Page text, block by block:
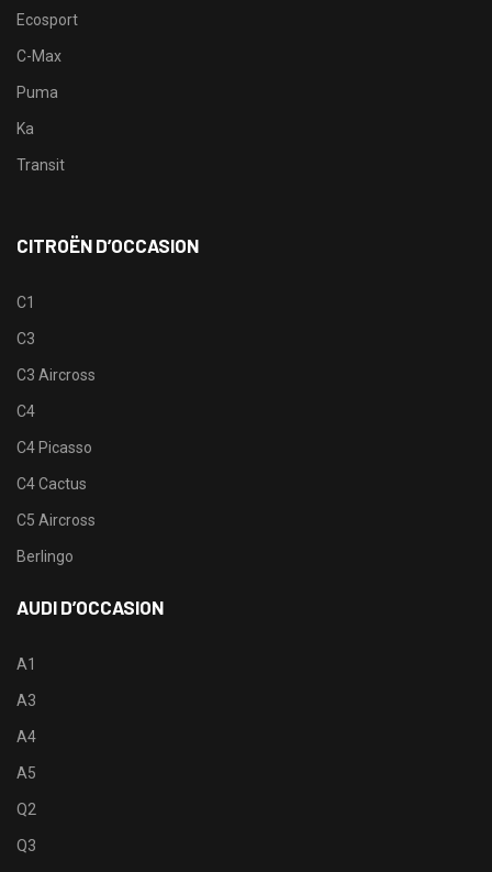
Ecosport
C-Max
Puma
Ka
Transit
CITROËN D’OCCASION
C1
C3
C3 Aircross
C4
C4 Picasso
C4 Cactus
C5 Aircross
Berlingo
AUDI D’OCCASION
A1
A3
A4
A5
Q2
Q3